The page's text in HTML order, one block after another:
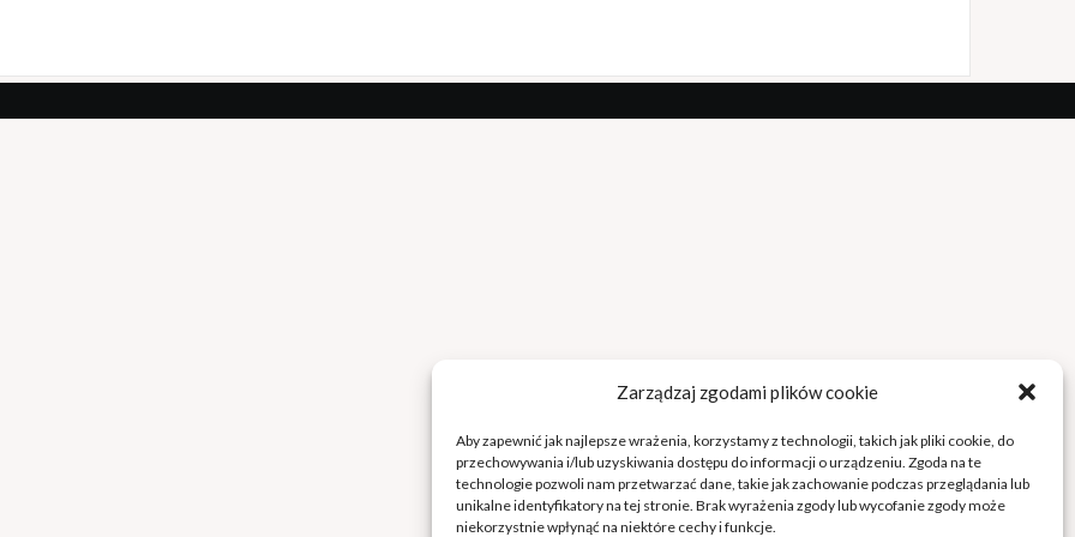
Zarządzaj zgodami plików cookie
Aby zapewnić jak najlepsze wrażenia, korzystamy z technologii, takich jak pliki cookie, do
przechowywania i/lub uzyskiwania dostępu do informacji o urządzeniu. Zgoda na te
technologie pozwoli nam przetwarzać dane, takie jak zachowanie podczas przeglądania lub
unikalne identyfikatory na tej stronie. Brak wyrażenia zgody lub wycofanie zgody może
niekorzystnie wpłynąć na niektóre cechy i funkcje.